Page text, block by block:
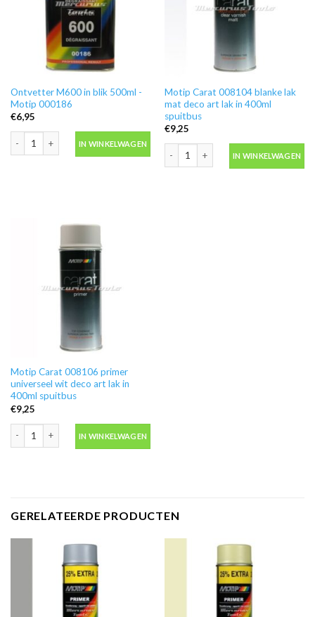
Ontvetter M600 in blik 500ml -
Motip 000186
€6,95
Ontvetter M600 in blik 500ml -Motip 000186 aantal
IN WINKELWAGEN
Motip Carat 008104 blanke lak
mat deco art lak in 400ml
spuitbus
€9,25
Motip Carat 008104 blanke lak mat
IN WINKELWAGEN
Motip Carat 008106 primer
universeel wit deco art lak in
400ml spuitbus
€9,25
IN WINKELWAGEN
GERELATEERDE PRODUCTEN